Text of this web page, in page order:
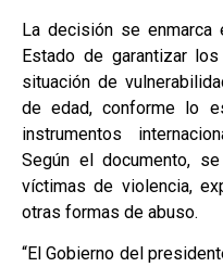
La decisión se
Estado de garantizar
situación de
de edad, conforme lo
instrumentos
Según el documento,
víctimas de violencia,
otras formas de abuso.
“El Gobierno del